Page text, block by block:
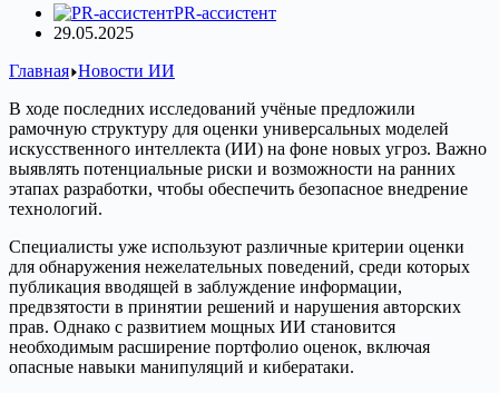
PR-ассистент
29.05.2025
Главная Новости ИИ
В ходе последних исследований учёные предложили
рамочную структуру для оценки универсальных моделей
искусственного интеллекта (ИИ) на фоне новых угроз. Важно
выявлять потенциальные риски и возможности на ранних
этапах разработки, чтобы обеспечить безопасное внедрение
технологий.
Специалисты уже используют различные критерии оценки
для обнаружения нежелательных поведений, среди которых
публикация вводящей в заблуждение информации,
предвзятости в принятии решений и нарушения авторских
прав. Однако с развитием мощных ИИ становится
необходимым расширение портфолио оценок, включая
опасные навыки манипуляций и кибератаки.